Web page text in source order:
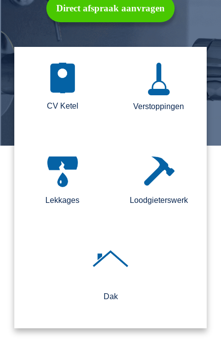
Direct afspraak aanvragen
CV Ketel Verstoppingen
Lekkages Loodgieterswerk
Dak